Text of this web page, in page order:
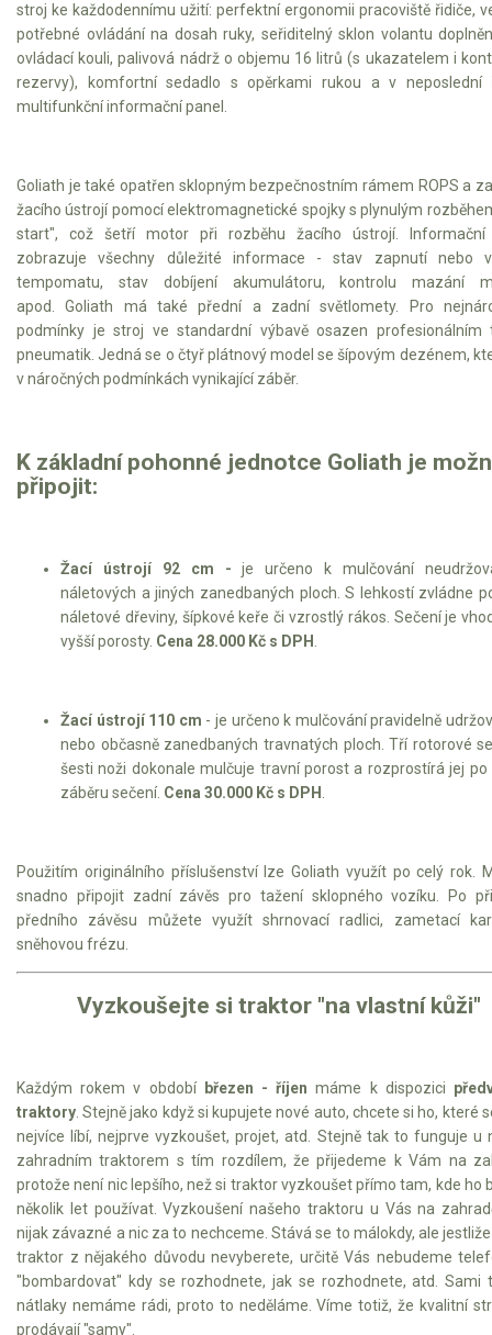
Zahradní traktory
Řetězové pily
Náhradní díly pro křovinořezy
Náhradní díly pro sekačky
stroj ke každodennímu užití: perfektní ergonomii pracoviště řidiče,
potřebné ovládání na dosah ruky, seřiditelný sklon volantu
ovládací kouli, palivová nádrž o objemu 16 litrů (s ukazatelem i
rezervy), komfortní sedadlo s opěrkami rukou a v neposlední
multifunkční informační panel.
Goliath je také opatřen sklopným bezpečnostním rámem ROPS a
žacího ústrojí pomocí elektromagnetické spojky s plynulým
start", což šetří motor při rozběhu žacího ústrojí. Informační
zobrazuje všechny důležité informace - stav zapnutí nebo
tempomatu, stav dobíjení akumulátoru, kontrolu mazání
apod. Goliath má také přední a zadní světlomety. Pro
podmínky je stroj ve standardní výbavě osazen profesionálním
pneumatik. Jedná se o čtyř plátnový model se šípovým dezénem,
v náročných podmínkách vynikající záběr.
K základní pohonné jednotce Goliath je
připojit:
Žací ústrojí 92 cm -je určeno k mulčování
náletových a jiných zanedbaných ploch. S lehkostí zvládne
náletové dřeviny, šípkové keře či vzrostlý rákos. Sečení je
vyšší porosty. Cena 28.000 Kč s DPH .
Žací ústrojí 110 cm - je určeno k mulčování pravidelně
nebo občasně zanedbaných travnatých ploch. Tří rotorové
šesti noži dokonale mulčuje travní porost a rozprostírá jej po
záběru sečení. Cena 30.000 Kč s DPH .
Použitím originálního příslušenství lze Goliath využít po celý rok.
snadno připojit zadní závěs pro tažení sklopného vozíku. Po
předního závěsu můžete využít shrnovací radlici, zametací
sněhovou frézu.
Vyzkoušejte si traktor "na vlastní kůži"
Každým rokem v období březen - říjen máme k dispozici
traktory . Stejně jako když si kupujete nové auto, chcete si ho, které
nejvíce líbí, nejprve vyzkoušet, projet, atd. Stejně tak to funguje u
zahradním traktorem s tím rozdílem, že přijedeme k Vám na
protože není nic lepšího, než si traktor vyzkoušet přímo tam, kde ho
několik let používat. Vyzkoušení našeho traktoru u Vás na
nijak závazné a nic za to nechceme. Stává se to málokdy, ale
traktor z nějakého důvodu nevyberete, určitě Vás nebudeme
"bombardovat" kdy se rozhodnete, jak se rozhodnete, atd. Sami
nátlaky nemáme rádi, proto to neděláme. Víme totiž, že kvalitní
prodávají "samy".